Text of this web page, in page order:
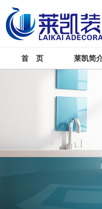
首 页 莱凯简